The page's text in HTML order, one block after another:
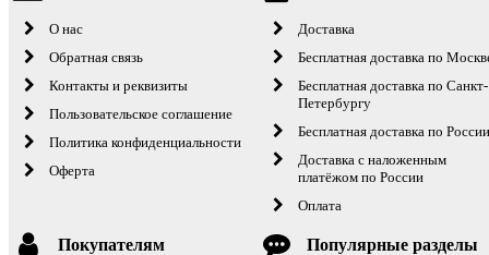
О нас
Обратная связь
Контакты и реквизиты
Пользовательское соглашение
Политика конфиденциальности
Оферта
Доставка
Бесплатная доставка по
Бесплатная доставка по Санкт-
Петербургу
Бесплатная доставка по
Доставка с наложенным
платёжом по России
Оплата
Покупателям Популярные разделы